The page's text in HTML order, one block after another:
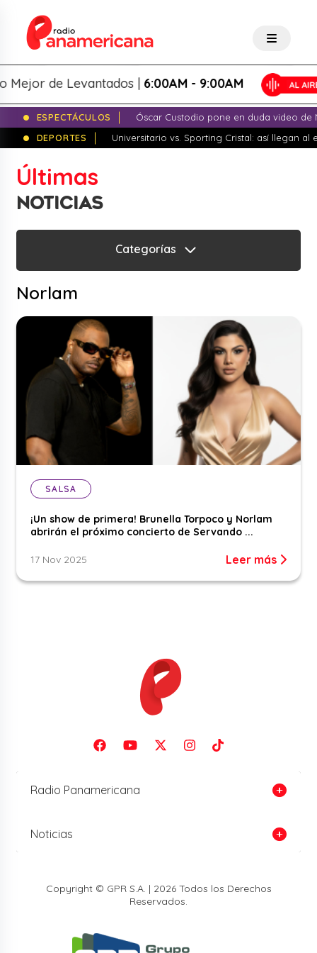
de Levantados | 6:00AM - 9:00AM
ESPECTÁCULOS
Óscar Custodio pone en duda video de
DEPORTES
Universitario vs. Sporting Cristal: así llegan al
Últimas
NOTICIAS
Categorías
Norlam
SALSA
¡Un show de primera! Brunella Torpoco y Norlam
abrirán el próximo concierto de Servando ...
17 Nov 2025 Leer más
Radio Panamericana
Noticias
Copyright © GPR S.A. | 2026 Todos los Derechos
Reservados.